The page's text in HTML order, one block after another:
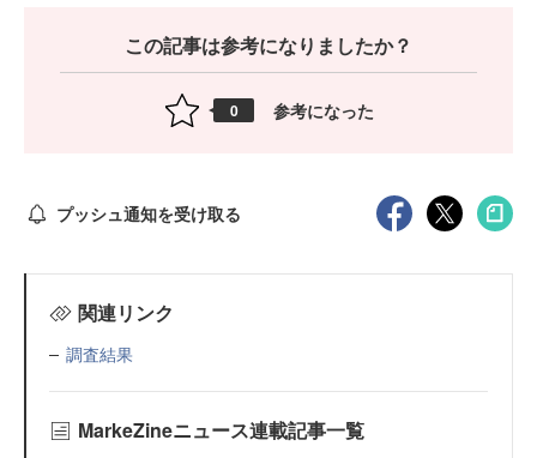
この記事は参考になりましたか？
0 参考になった
プッシュ通知を受け取る
関連リンク
調査結果
MarkeZineニュース連載記事一覧